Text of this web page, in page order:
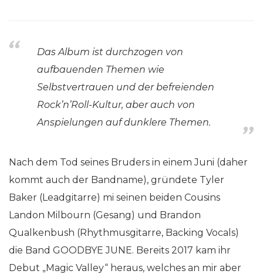
Das Album ist durchzogen von
aufbauenden Themen wie
Selbstvertrauen und der befreienden
Rock’n’Roll-Kultur, aber auch von
Anspielungen auf dunklere Themen.
Nach dem Tod seines Bruders in einem Juni (daher
kommt auch der Bandname), gründete Tyler
Baker (Leadgitarre) mi seinen beiden Cousins
Landon Milbourn (Gesang) und Brandon
Qualkenbush (Rhythmusgitarre, Backing Vocals)
die Band GOODBYE JUNE. Bereits 2017 kam ihr
Debut „Magic Valley“ heraus, welches an mir aber